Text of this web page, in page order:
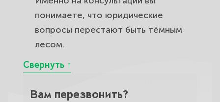
понимаете, что юридические
вопросы перестают быть тёмным
лесом.
Вам перезвонить?